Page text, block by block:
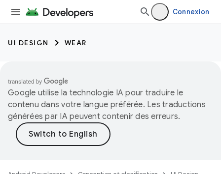
Connexion
UI DESIGN WEAR
Google utilise la technologie IA pour traduire le
contenu dans votre langue préférée. Les traductions
générées par IA peuvent contenir des erreurs.